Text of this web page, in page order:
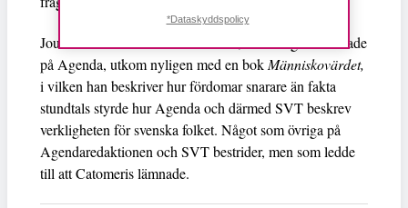
Journalisten Christian Catomeris , som tidigare arbetade
på Agenda, utkom nyligen med en bok Människovärdet,
i vilken han beskriver hur fördomar snarare än fakta
stundtals styrde hur Agenda och därmed SVT beskrev
verkligheten för svenska folket. Något som övriga på
Agendaredaktionen och SVT bestrider, men som ledde
till att Catomeris lämnade.
*Dataskyddspolicy